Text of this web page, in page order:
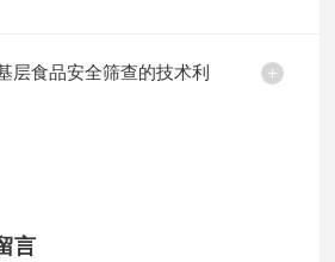
层食品安全筛查的技术利
言